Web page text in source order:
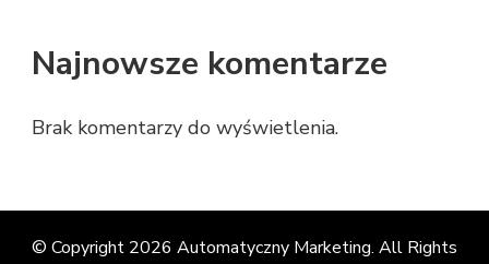
Najnowsze komentarze
Brak komentarzy do wyświetlenia.
© Copyright 2026 Automatyczny Marketing. All Rights